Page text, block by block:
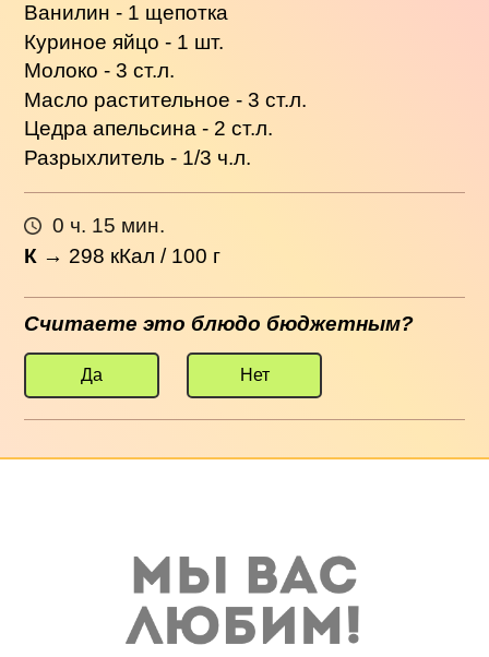
Ванилин - 1 щепотка
Куриное яйцо - 1 шт.
Молоко - 3 ст.л.
Масло растительное - 3 ст.л.
Цедра апельсина - 2 ст.л.
Разрыхлитель - 1/3 ч.л.
0 ч. 15 мин.
К → 298 кКал / 100 г
Считаете это блюдо бюджетным?
Да Нет